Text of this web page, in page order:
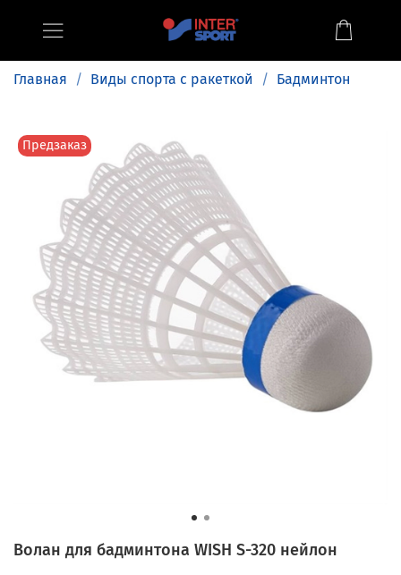
Главная Виды спорта с ракеткой Бадминтон
Предзаказ
Волан для бадминтона WISH S-320 нейлон